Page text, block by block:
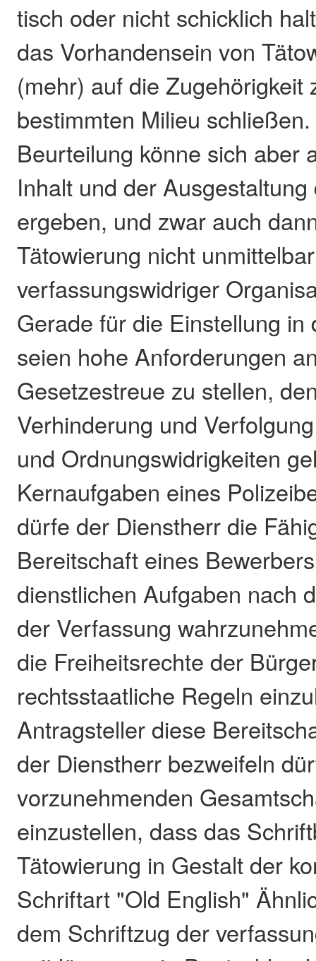
tisch oder nicht schicklich
das Vorhandensein von
(mehr) auf die Zugehörigkeit
bestimmten Milieu
Beurteilung könne sich aber
Inhalt und der
ergeben, und zwar auch
Tätowierung nicht
verfassungswidriger
Gerade für die Einstellung in
seien hohe Anforderungen
Gesetzestreue zu stellen,
Verhinderung und
und Ordnungswidrigkeiten
Kernaufgaben eines
dürfe der Dienstherr die
Bereitschaft eines
dienstlichen Aufgaben nach
der Verfassung
die Freiheitsrechte der
rechtsstaatliche Regeln
Antragsteller diese
der Dienstherr bezweifeln
vorzunehmenden
einzustellen, dass das
Tätowierung in Gestalt der
Schriftart "Old English"
dem Schriftzug der